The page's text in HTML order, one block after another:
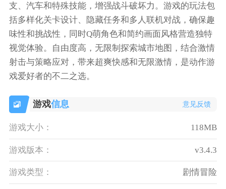
支、汽车和特殊技能，增强战斗破坏力。游戏的玩法包
括多样化关卡设计、隐藏任务和多人联机对战，确保趣
味性和挑战性，同时Q萌角色和简约画面风格营造独特
视觉体验。自由度高，无限制探索城市地图，结合激情
射击与策略应对，带来超爽快感和无限激情，是动作游
戏爱好者的不二之选。
游戏信息 意见反馈
游戏大小： 118MB
游戏版本： v3.4.3
游戏类型： 剧情冒险